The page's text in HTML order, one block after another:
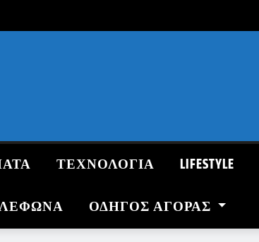
ΤΕΧΝΟΛΟΓΙΑ LIFESTYLE
ΟΔΗΓΌΣ ΑΓΟΡΆΣ